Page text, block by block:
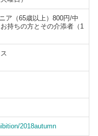
ア（65歳以上）800円/中
持ちの方とその介添者（1
2018autumn